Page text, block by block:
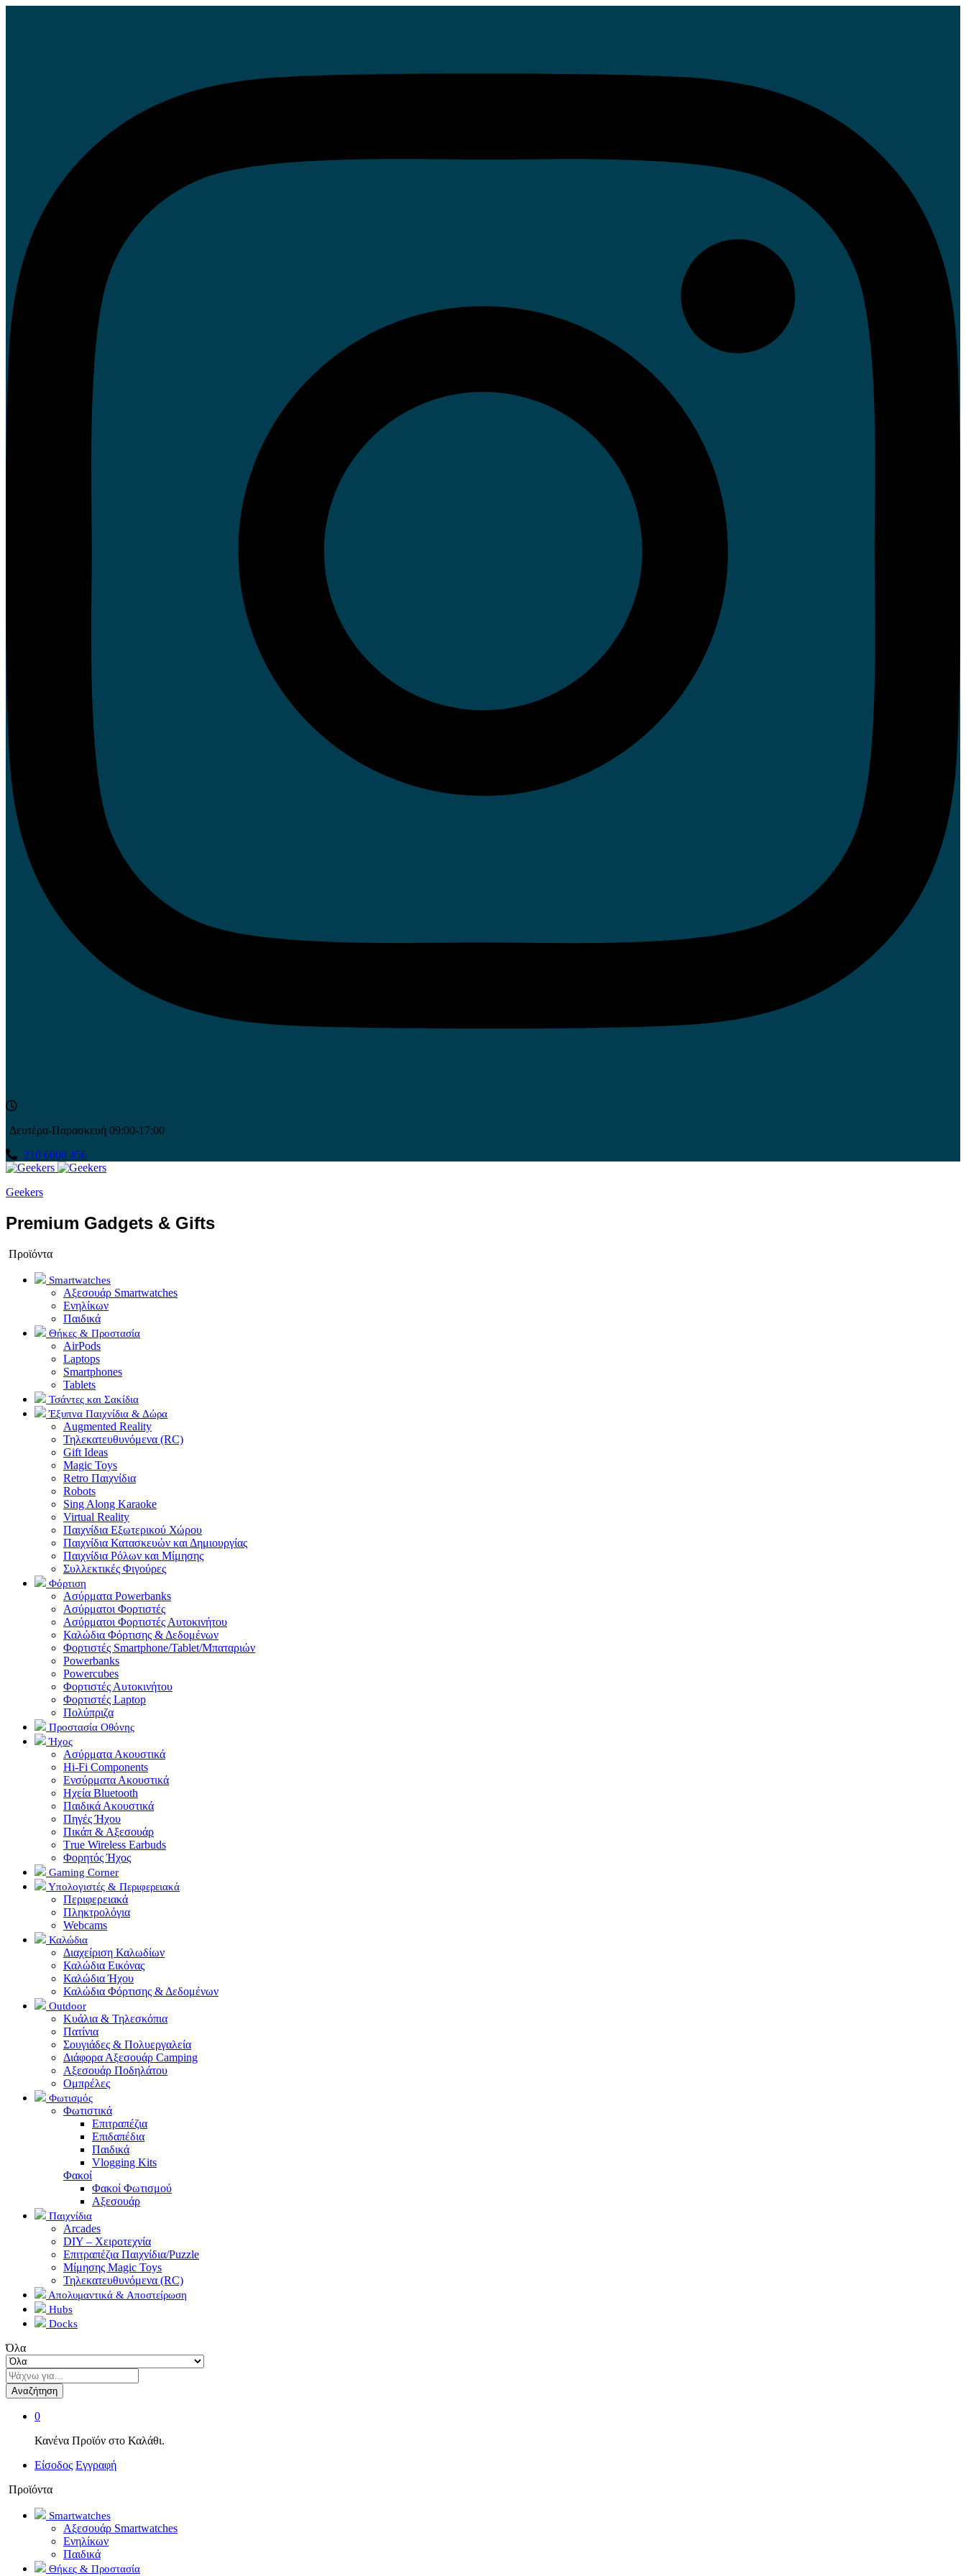
Δευτέρα-Παρασκευή 09:00-17:00
210 6000 456
Geekers
Premium Gadgets & Gifts
Προϊόντα
Smartwatches
Αξεσουάρ Smartwatches
Ενηλίκων
Παιδικά
Θήκες & Προστασία
AirPods
Laptops
Smartphones
Tablets
Τσάντες και Σακίδια
Έξυπνα Παιχνίδια & Δώρα
Augmented Reality
Τηλεκατευθυνόμενα (RC)
Gift Ideas
Magic Toys
Retro Παιχνίδια
Robots
Sing Along Karaoke
Virtual Reality
Παιχνίδια Εξωτερικού Χώρου
Παιχνίδια Κατασκευών και Δημιουργίας
Παιχνίδια Ρόλων και Μίμησης
Συλλεκτικές Φιγούρες
Φόρτιση
Ασύρματα Powerbanks
Aσύρματοι Φορτιστές
Ασύρματοι Φορτιστές Αυτοκινήτου
Καλώδια Φόρτισης & Δεδομένων
Φορτιστές Smartphone/Tablet/Μπαταριών
Powerbanks
Powercubes
Φορτιστές Αυτοκινήτου
Φορτιστές Laptop
Πολύπριζα
Προστασία Οθόνης
Ήχος
Ασύρματα Ακουστικά
Hi-Fi Components
Ενσύρματα Ακουστικά
Ηχεία Bluetooth
Παιδικά Ακουστικά
Πηγές Ήχου
Πικάπ & Αξεσουάρ
Τrue Wireless Earbuds
Φορητός Ήχος
Gaming Corner
Υπολογιστές & Περιφερειακά
Περιφερειακά
Πληκτρολόγια
Webcams
Καλώδια
Διαχείριση Καλωδίων
Καλώδια Εικόνας
Καλώδια Ήχου
Καλώδια Φόρτισης & Δεδομένων
Outdoor
Κυάλια & Τηλεσκόπια
Πατίνια
Σουγιάδες & Πολυεργαλεία
Διάφορα Αξεσουάρ Camping
Αξεσουάρ Ποδηλάτου
Ομπρέλες
Φωτισμός
Φωτιστικά
Επιτραπέζια
Επιδαπέδια
Παιδικά
Vlogging Kits
Φακοί
Φακοί Φωτισμού
Αξεσουάρ
Παιχνίδια
Arcades
DIY – Χειροτεχνία
Επιτραπέζια Παιχνίδια/Puzzle
Μίμησης Magic Toys
Τηλεκατευθυνόμενα (RC)
Απολυμαντικά & Αποστείρωση
Hubs
Docks
Όλα
Αναζήτηση
0
Κανένα Προϊόν στο Καλάθι.
Είσοδος Εγγραφή
Προϊόντα
Smartwatches
Αξεσουάρ Smartwatches
Ενηλίκων
Παιδικά
Θήκες & Προστασία